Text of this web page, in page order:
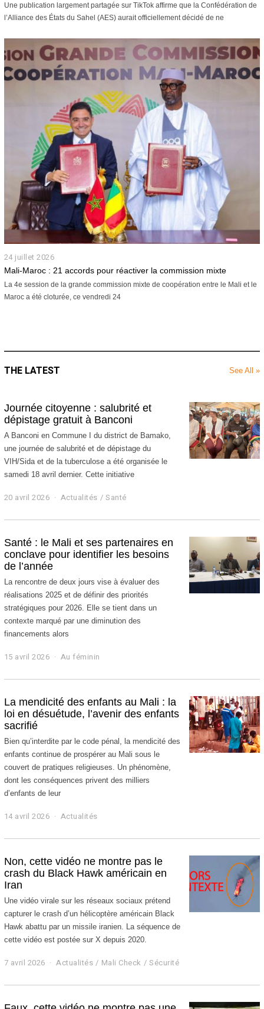
u
i
l
e
t
2
Une publication largement partagée sur TikTok affirme que la Confédération de
l’Alliance des États du Sahel (AES) aurait officiellement décidé de ne
24 juillet 2026
4
u
i
2
2
Mali-Maroc : 21 accords pour réactiver la commission mixte
La 4e session de la grande commission mixte de coopération entre le Mali et le
Maroc a été cloturée, ce vendredi 24
THE LATEST See All »
Journée citoyenne : salubrité et
dépistage gratuit à Banconi
A Banconi en Commune I du district de Bamako,
une journée de salubrité et de dépistage du
VIH/Sida et de la tuberculose a été organisée le
samedi 18 avril dernier. Cette initiative
20 avril 2026
a
i
l
2
0
2
Actualités / Santé
Santé : le Mali et ses partenaires en
conclave pour identifier les besoins
de l’année
La rencontre de deux jours vise à évaluer des
réalisations 2025 et de définir des priorités
stratégiques pour 2026. Elle se tient dans un
contexte marqué par une diminution des
financements alors
15 avril 2026
a
r
i
l
0
2
6
Au féminin
La mendicité des enfants au Mali : la
loi en désuétude, l’avenir des enfants
sacrifié
Bien qu’interdite par le code pénal, la mendicité des
enfants continue de prospérer au Mali sous le
couvert de pratiques religieuses. Un phénomène,
dont les conséquences privent des milliers
d’enfants de leur
14 avril 2026
a
r
i
l
0
2
Actualités
Non, cette vidéo ne montre pas le
crash du Black Hawk américain en
Iran
Une vidéo virale sur les réseaux sociaux prétend
capturer le crash d’un hélicoptère américain Black
Hawk abattu par un missile iranien. La séquence de
cette vidéo est postée sur X depuis 2020.
7 avril 2026
v
i
Actualités / Mali Check / Sécurité